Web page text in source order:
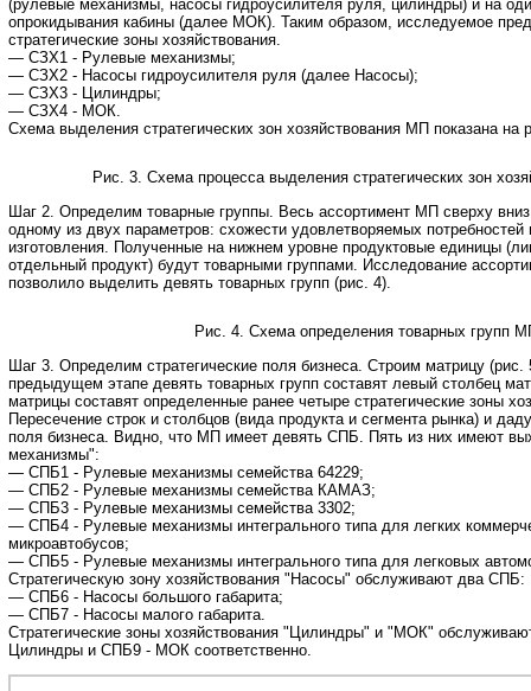
(рулевые механизмы, насосы гидроусилителя руля, цилиндры) и на
опрокидывания кабины (далее МОК). Таким образом, исследуемое
стратегические зоны хозяйствования.
— СЗХ1 - Рулевые механизмы;
— СЗХ2 - Насосы гидроусилителя руля (далее Насосы);
— СЗХ3 - Цилиндры;
— СЗХ4 - МОК.
Схема выделения стратегических зон хозяйствования МП показана на
Рис. 3. Схема процесса выделения стратегических зон
Шаг 2. Определим товарные группы. Весь ассортимент МП сверху
одному из двух параметров: схожести удовлетворяемых потребностей
изготовления. Полученные на нижнем уровне продуктовые единицы
отдельный продукт) будут товарными группами. Исследование
позволило выделить девять товарных групп (рис. 4).
Рис. 4. Схема определения товарных групп
Шаг 3. Определим стратегические поля бизнеса. Строим матрицу
предыдущем этапе девять товарных групп составят левый столбец
матрицы составят определенные ранее четыре стратегические зоны
Пересечение строк и столбцов (вида продукта и сегмента рынка) и
поля бизнеса. Видно, что МП имеет девять СПБ. Пять из них имеют
механизмы":
— СПБ1 - Рулевые механизмы семейства 64229;
— СПБ2 - Рулевые механизмы семейства КАМАЗ;
— СПБ3 - Рулевые механизмы семейства 3302;
— СПБ4 - Рулевые механизмы интегрального типа для легких
микроавтобусов;
— СПБ5 - Рулевые механизмы интегрального типа для легковых
Стратегическую зону хозяйствования "Насосы" обслуживают два СПБ:
— СПБ6 - Насосы большого габарита;
— СПБ7 - Насосы малого габарита.
Стратегические зоны хозяйствования "Цилиндры" и "МОК"
Цилиндры и СПБ9 - МОК соответственно.